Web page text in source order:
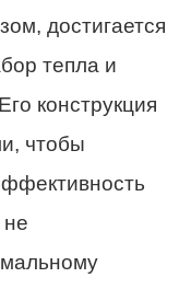
достигается
тепла и
конструкция
чтобы
не